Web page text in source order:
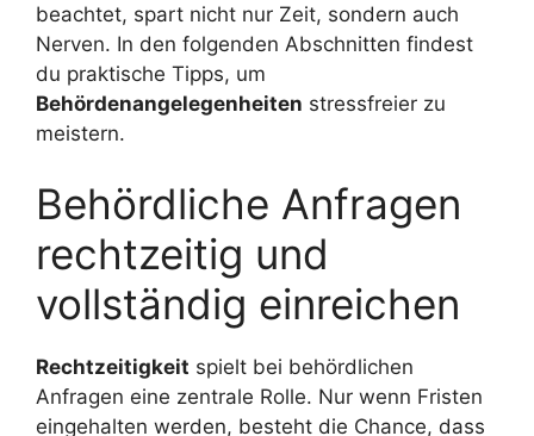
beachtet, spart nicht nur Zeit, sondern auch
Nerven. In den folgenden Abschnitten findest
du praktische Tipps, um
Behördenangelegenheiten stressfreier zu
meistern.
Behördliche Anfragen
rechtzeitig und
vollständig einreichen
Rechtzeitigkeit spielt bei behördlichen
Anfragen eine zentrale Rolle. Nur wenn Fristen
eingehalten werden, besteht die Chance, dass